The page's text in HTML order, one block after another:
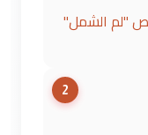
"لم الشمل"
2